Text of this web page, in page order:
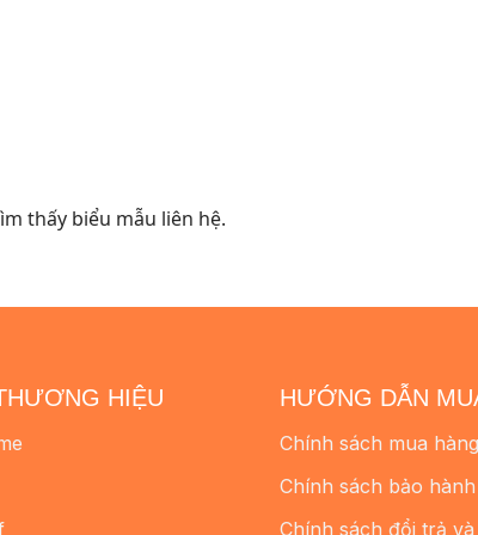
thấy biểu mẫu liên hệ.
HIỆU HƯỚNG DẪN
Chính sách mua
Chính sách bảo hành
Chính sách đổi trả